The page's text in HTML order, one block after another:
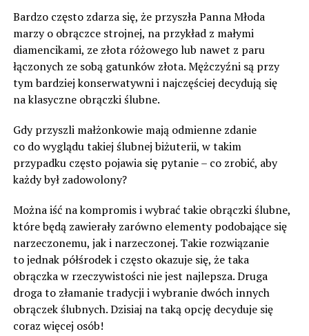
Bardzo często zdarza się, że przyszła Panna Młoda
marzy o obrączce strojnej, na przykład z małymi
diamencikami, ze złota różowego lub nawet z paru
łączonych ze sobą gatunków złota. Mężczyźni są przy
tym bardziej konserwatywni i najczęściej decydują się
na klasyczne obrączki ślubne.
Gdy przyszli małżonkowie mają odmienne zdanie
co do wyglądu takiej ślubnej biżuterii, w takim
przypadku często pojawia się pytanie – co zrobić, aby
każdy był zadowolony?
Można iść na kompromis i wybrać takie obrączki ślubne,
które będą zawierały zarówno elementy podobające się
narzeczonemu, jak i narzeczonej. Takie rozwiązanie
to jednak półśrodek i często okazuje się, że taka
obrączka w rzeczywistości nie jest najlepsza. Druga
droga to złamanie tradycji i wybranie dwóch innych
obrączek ślubnych. Dzisiaj na taką opcję decyduje się
coraz więcej osób!